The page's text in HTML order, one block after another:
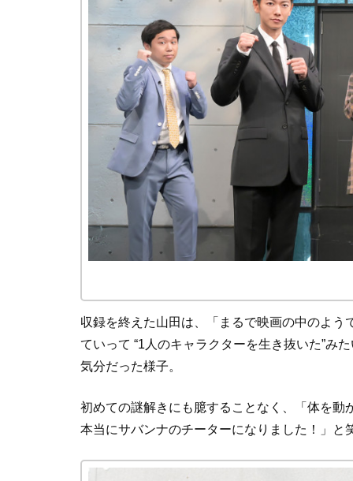
収録を終えた山田は、「まるで映画の中のよ
ていって “1人のキャラクターを生き抜いた”み
気分だった様子。
初めての謎解きにも臆することなく、「体を
本当にサバンナのチーターになりました！」と